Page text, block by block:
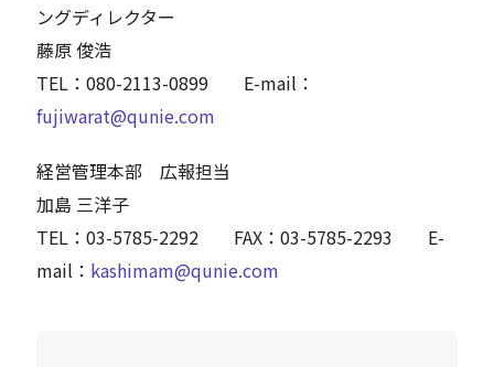
ングディレクター
藤原 俊浩
TEL：080-2113-0899 E-mail：
fujiwarat@qunie.com
経営管理本部 広報担当
加島 三洋子
TEL：03-5785-2292 FAX：03-5785-2293 E-
mail： kashimam@qunie.com